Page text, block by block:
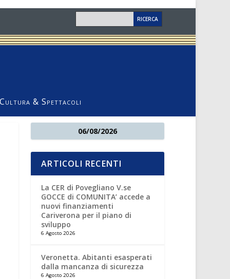
Cultura & Spettacoli
06/08/2026
ARTICOLI RECENTI
La CER di Povegliano V.se
GOCCE di COMUNITA’ accede a
nuovi finanziamenti
Cariverona per il piano di
sviluppo
6 Agosto 2026
Veronetta. Abitanti esasperati
dalla mancanza di sicurezza
6 Agosto 2026